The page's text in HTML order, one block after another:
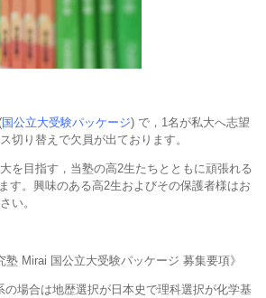
国公立大受験パッケージ) で，1名が私大へ志望
切り替えで欠員が出ております。
を目指す，当塾の高2生たちとともに頑張れる
す。興味のある高2生およびその保護者様はお
い。
塾 Mirai 国公立大受験パッケージ 募集要項》
の場合は地歴選択が日本史で理科選択が化学基